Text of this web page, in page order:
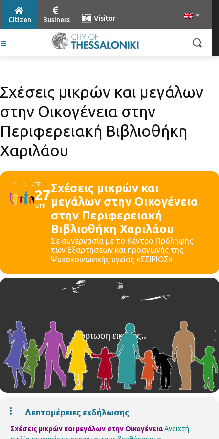
Citizen Business Visitor
Σχέσεις μικρών και μεγάλων
στην Οικογένεια στην
Περιφερειακή Βιβλιοθήκη
Χαριλάου
ΤΕ
27
ΦΕΒ
Σχέσεις μικρών και
μεγάλων στην Οικογένεια
στην Περιφερειακή
Βιβλιοθήκη Χαριλάου
Σε συνεργασία με το Κέντρο Πρόληψης
των Εξαρτήσεων και προαγωγής της
Ψυχοκοινωνικής υγείας «ΣΕΙΡΙΟΣ»
Λεπτομέρειες εκδήλωσης
Σχέσεις μικρών και μεγάλων στην ΟικογένειαΑνοιχτή